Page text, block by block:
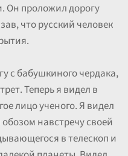
Он проложил дорогу
что русский человек
с бабушкиного чердака,
Теперь я видел в
лицо ученого. Я видел
навстречу своей
в телескоп и